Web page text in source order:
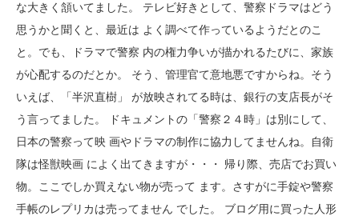
な大きく頷いてました。 テレビ好きとして、警察ドラマはどう
思うかと聞くと、最近は よく調べて作っているようだとのこ
と。でも、ドラマで警察 内の権力争いが描かれるたびに、家族
が心配するのだとか。 そう、管理官て意地悪ですからね。そう
いえば、「半沢直樹」 が放映されてる時は、銀行の支店長がそ
う言ってました。 ドキュメントの「警察２４時」は別にして、
日本の警察って映 画やドラマの制作に協力してませんね。自衛
隊は怪獣映画 によく出てきますが・・・ 帰り際、売店でお買い
物。ここでしか買えない物が売って ます。さすがに手錠や警察
手帳のレプリカは売ってません でした。 ブログ用に買った人形